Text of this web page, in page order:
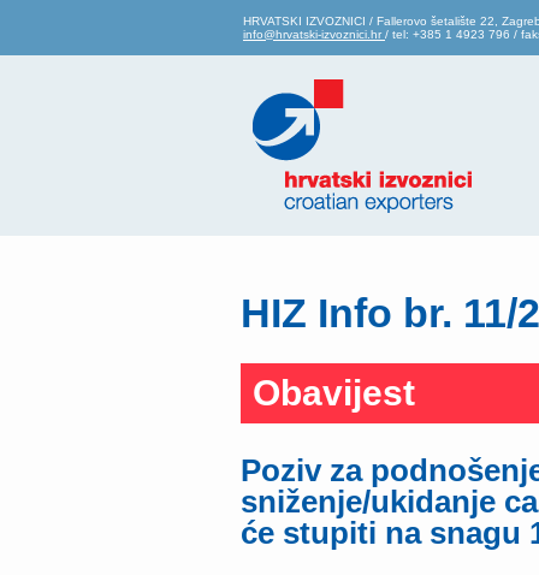
HRVATSKI IZVOZNICI / Fallerovo šetalište 22,
info@hrvatski-izvoznici.hr / tel: +385 1 4923 796 /
HIZ Info br. 11/
Obavijest
Poziv za
sniženje/ukidanje
će stupiti na snagu